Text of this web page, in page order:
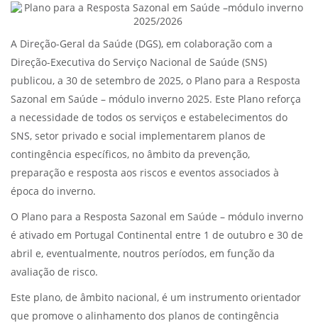
A Direção-Geral da Saúde (DGS), em colaboração com a
Direção-Executiva do Serviço Nacional de Saúde (SNS)
publicou, a 30 de setembro de 2025, o Plano para a Resposta
Sazonal em Saúde – módulo inverno 2025. Este Plano reforça
a necessidade de todos os serviços e estabelecimentos do
SNS, setor privado e social implementarem planos de
contingência específicos, no âmbito da prevenção,
preparação e resposta aos riscos e eventos associados à
época do inverno.
O Plano para a Resposta Sazonal em Saúde – módulo inverno
é ativado em Portugal Continental entre 1 de outubro e 30 de
abril e, eventualmente, noutros períodos, em função da
avaliação de risco.
Este plano, de âmbito nacional, é um instrumento orientador
que promove o alinhamento dos planos de contingência